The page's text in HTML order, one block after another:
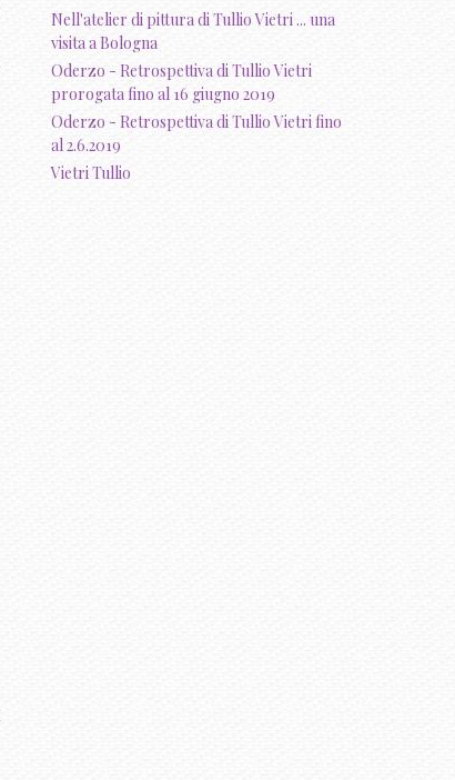
Nell'atelier di pittura di Tullio Vietri ... una
visita a Bologna
Oderzo - Retrospettiva di Tullio Vietri
prorogata fino al 16 giugno 2019
Oderzo - Retrospettiva di Tullio Vietri fino
al 2.6.2019
Vietri Tullio